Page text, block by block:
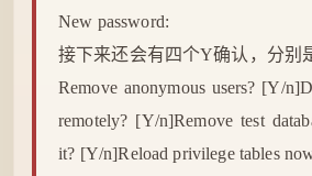
New password:
接下来还会有四个Y确认，分别
Remove anonymous users? [Y/
remotely? [Y/n]Remove test
it? [Y/n]Reload privilege tables